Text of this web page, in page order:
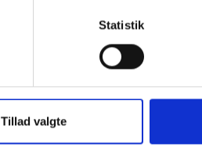
Statistik
Tillad valgte